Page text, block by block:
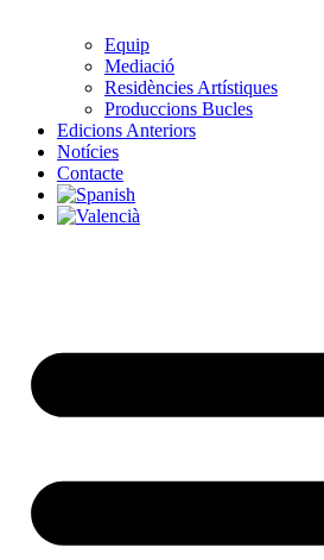
Equip
Mediació
Residències Artístiques
Produccions Bucles
Edicions Anteriors
Notícies
Contacte